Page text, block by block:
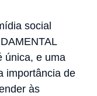
social
única, e uma
importância de
às